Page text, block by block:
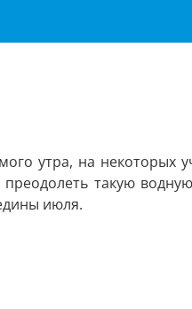
утра, на некоторых
такую
июля.